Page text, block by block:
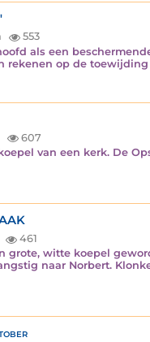
553
als een
rekenen op de
607
van een kerk. De
461
grote, witte koepel
naar Norbert.